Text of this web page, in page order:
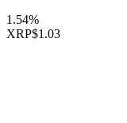
1.54%
XRP$1.03